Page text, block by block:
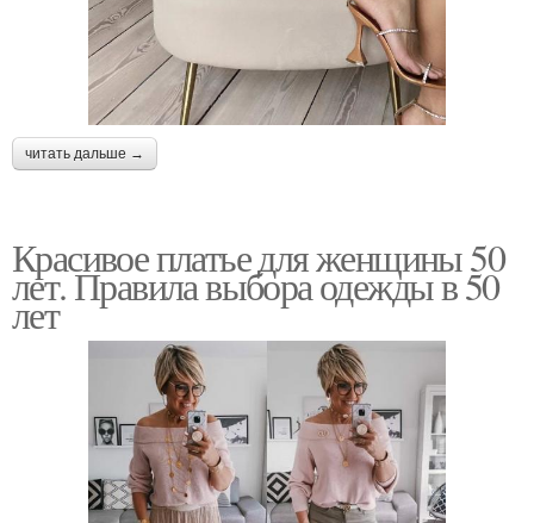
читать дальше →
Красивое платье для женщины 50
лет. Правила выбора одежды в 50
лет